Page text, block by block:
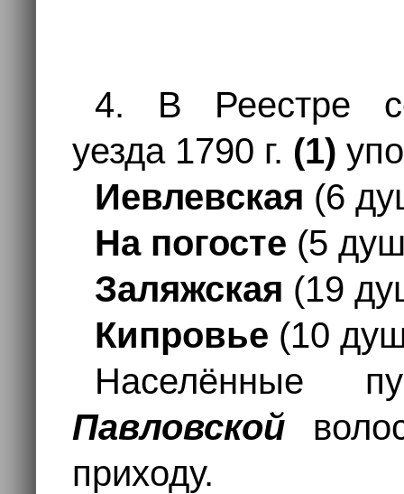
4. В Реестре
уезда 1790 г. (1)
Иевлевская (6
На погосте (5
Заляжская (19
Кипровье (10
Населённые
Павловской
приходу.